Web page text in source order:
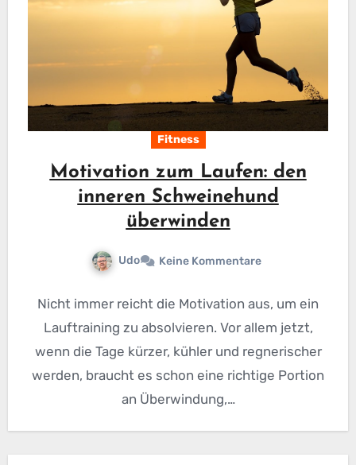
Fitness
Motivation zum Laufen: den
inneren Schweinehund
überwinden
Udo Keine Kommentare
Nicht immer reicht die Motivation aus, um ein
Lauftraining zu absolvieren. Vor allem jetzt,
wenn die Tage kürzer, kühler und regnerischer
werden, braucht es schon eine richtige Portion
an Überwindung,…